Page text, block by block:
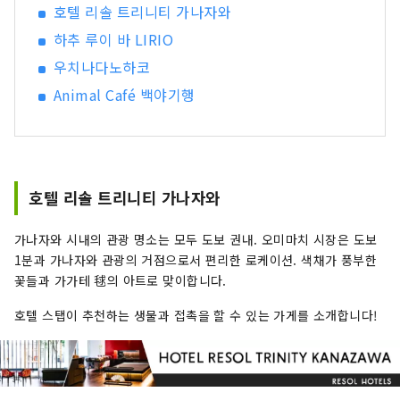
나자와는, 이러한 가나자와만이 가지는 독자적인
매력을 발신해, 문화 계승과 도시 발전의 거점이 되
도록 탄생했습니다. 호텔 리솔 트리니티 가나자와
가 제공하는 것은 여기 밖에없는 전통과 문화에 "연
결" 카가 백만석의 빛으로 가득한 농밀한 시간을 호
텔 리솔 나고야" ～슈트에 운동화인 호텔～ "슈트
JAZZ의 맛을 전관에 흩어져 긴장감과 릴렉스감의
제, 소품에 이르기까지, 디테일 1개 1개까지 고집한
공간은 마치 '어른의 웅덩이장'처럼 진짜를 추구하
는 여행자들을 깊은 곳으로 초대합니다. 호텔 리솔
공간에서 휴식을 취하는 성인을위한 호텔입니다.
"호텔 리솔 기후" ～청류가 자란 문화와 역사를 오
감으로 맛보는～ 아름다운 녹색으로 넘치는 산들.
마음까지 씻는 것 같은 청류. 山紫水明의 자연에 축
호텔 리솔 트리니티 가나자와
하추 루이 바 LIRIO
우치나다노하코
Animal Café 백야기행
호텔 리솔 트리니티 가나자와
가나자와 시내의 관광 명소는 모두 도보 권내. 오미마치 시장은 도보
1분과 가나자와 관광의 거점으로서 편리한 로케이션. 색채가 풍부한
꽃들과 가가테 毬의 아트로 맞이합니다.
호텔 스탭이 추천하는 생물과 접촉을 할 수 있는 가게를 소개합니다!